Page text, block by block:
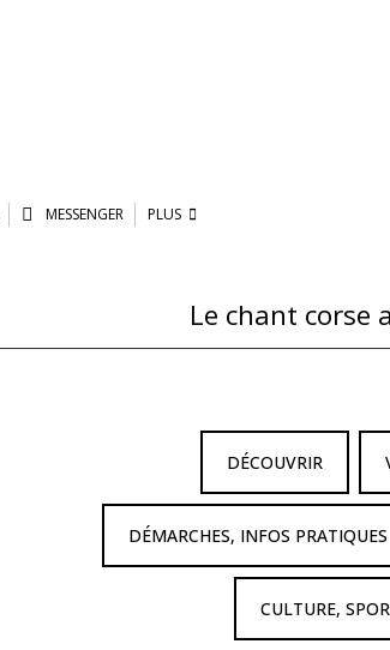
MESSENGER PLUS
Le chant corse
DÉCOUVRIR
DÉMARCHES, INFOS PRATIQUES
CULTURE,